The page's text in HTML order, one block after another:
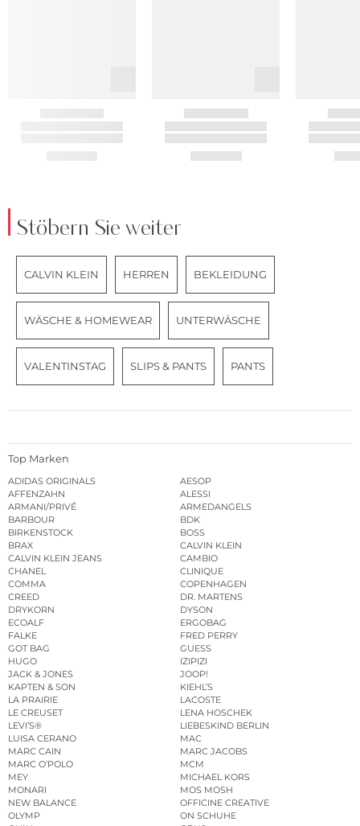
Stöbern Sie weiter
CALVIN KLEIN HERREN BEKLEIDUNG
WÄSCHE & HOMEWEAR UNTERWÄSCHE
VALENTINSTAG SLIPS & PANTS PANTS
Top Marken
ADIDAS ORIGINALS
AESOP
AFFENZAHN
ALESSI
ARMANI/PRIVÉ
ARMEDANGELS
BARBOUR
BDK
BIRKENSTOCK
BOSS
BRAX
CALVIN KLEIN
CALVIN KLEIN JEANS
CAMBIO
CHANEL
CLINIQUE
COMMA
COPENHAGEN
CREED
DR. MARTENS
DRYKORN
DYSON
ECOALF
ERGOBAG
FALKE
FRED PERRY
GOT BAG
GUESS
HUGO
IZIPIZI
JACK & JONES
JOOP!
KAPTEN & SON
KIEHL’S
LA PRAIRIE
LACOSTE
LE CREUSET
LENA HOSCHEK
LEVI’S®
LIEBESKIND BERLIN
LUISA CERANO
MAC
MARC CAIN
MARC JACOBS
MARC O’POLO
MCM
MEY
MICHAEL KORS
MONARI
MOS MOSH
NEW BALANCE
OFFICINE CREATIVE
OLYMP
ON SCHUHE